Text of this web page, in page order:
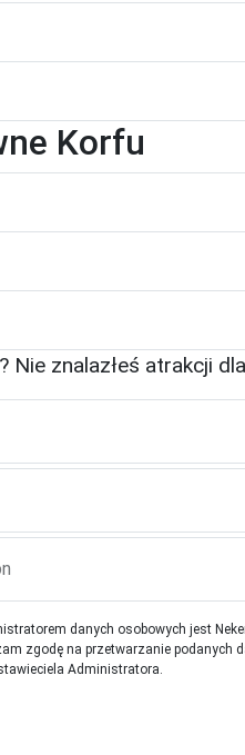
Korfu
Nie znalazłeś atrakcji
danych osobowych jest
zgodę na przetwarzanie podanych
Administratora.